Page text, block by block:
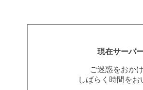
現在サーバ
ご迷惑をおか
しばらく時間を